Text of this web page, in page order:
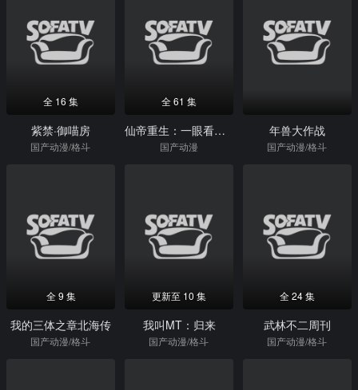
全 16 集
紫禁·御喵房
国产动漫/格斗
全 61 集
仙帝重生：一眼看破亿万家财动态漫画第1季
国产动漫
年兽大作战
国产动漫/格斗
全 9 集
我的三体之章北海传
国产动漫/格斗
更新至 10 集
我叫MT：归来
国产动漫/格斗
全 24 集
武林不二周刊
国产动漫/格斗